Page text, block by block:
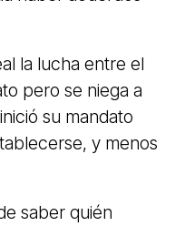
la lucha entre el
pero se niega a
su mandato
y menos
saber quién